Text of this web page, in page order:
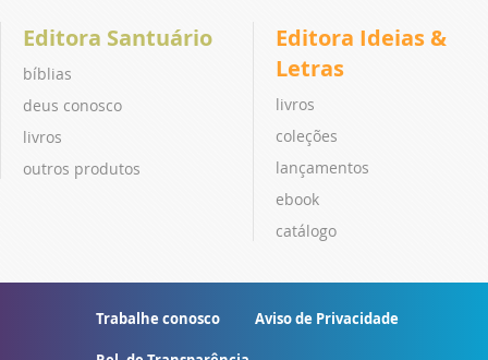
Editora Santuário
bíblias
deus conosco
livros
outros produtos
Editora Ideias &
Letras
livros
coleções
lançamentos
ebook
catálogo
Trabalhe conosco Aviso de Privacidade